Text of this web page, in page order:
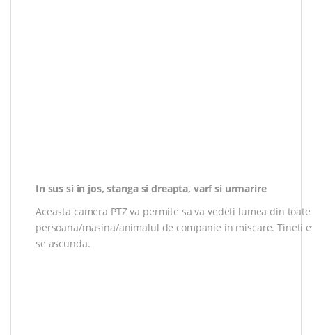
In sus si in jos, stanga si dreapta, varf si urmarire
Aceasta camera PTZ va permite sa va vedeti lumea din
persoana/masina/animalul de companie in miscare.
se ascunda.